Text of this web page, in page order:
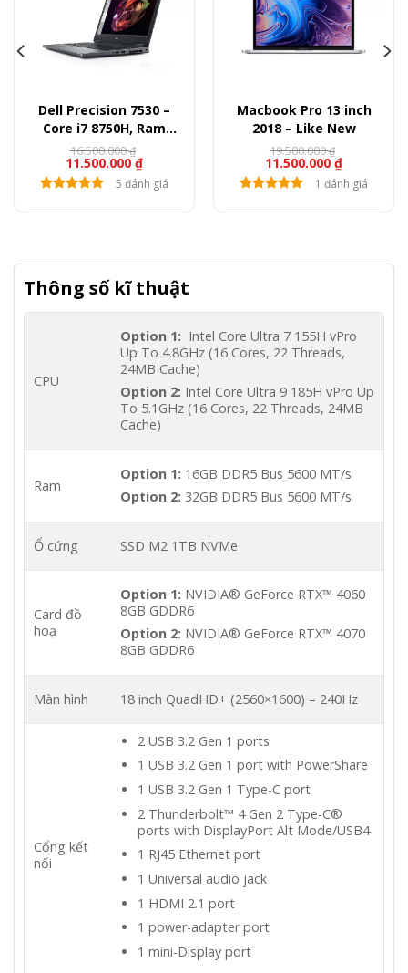
Dell Precision 7530 –
Core i7 8750H, Ram
16GB, SSD 512GB, Quadro
P1000, 15.6″ FullHD
11.500.000 ₫
16.500.000₫
5 đánh giá
Macbook Pro 13 inch
2018 – Like New
11.500.000 ₫
19.500.000₫
1 đánh giá
Thông số kĩ thuật
CPU
Option 1: Intel Core Ultra 7 155H vPro
Up To 4.8GHz (16 Cores, 22 Threads,
24MB Cache)
Option 2: Intel Core Ultra 9 185H vPro Up
To 5.1GHz (16 Cores, 22 Threads, 24MB
Cache)
Ram
Option 1: 16GB DDR5 Bus 5600 MT/s
Option 2: 32GB DDR5 Bus 5600 MT/s
Ổ cứng SSD M2 1TB NVMe
Card đồ
hoạ
Option 1: NVIDIA® GeForce RTX™ 4060
8GB GDDR6
Option 2: NVIDIA® GeForce RTX™ 4070
8GB GDDR6
Màn hình 18 inch QuadHD+ (2560×1600) – 240Hz
Cổng kết
nối
2 USB 3.2 Gen 1 ports
1 USB 3.2 Gen 1 port with PowerShare
1 USB 3.2 Gen 1 Type-C port
2 Thunderbolt™ 4 Gen 2 Type-C®
ports with DisplayPort Alt Mode/USB4
1 RJ45 Ethernet port
1 Universal audio jack
1 HDMI 2.1 port
1 power-adapter port
1 mini-Display port